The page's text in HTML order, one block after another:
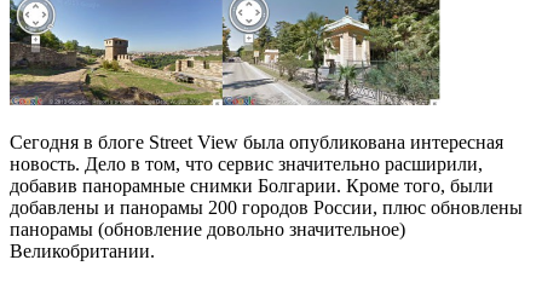
Сегодня в блоге Street View была опубликована интересная
новость. Дело в том, что сервис значительно расширили,
добавив панорамные снимки Болгарии. Кроме того, были
добавлены и панорамы 200 городов России, плюс обновлены
панорамы (обновление довольно значительное)
Великобритании.